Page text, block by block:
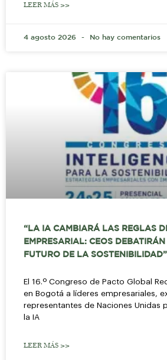
LEER MÁS >>
4 agosto 2026 No hay comentarios
“LA IA CAMBIARÁ LAS REGLAS
EMPRESARIAL: CEOS
FUTURO DE LA SOSTENIBILIDAD”
El 16.º Congreso de Pacto Global
en Bogotá a líderes empresariales,
representantes de Naciones Unidas
la IA
LEER MÁS >>